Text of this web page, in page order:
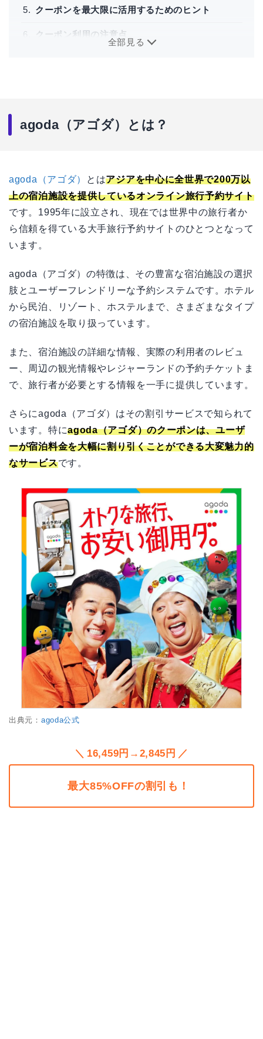
クーポンを最大限に活用するためのヒント
クーポン利用の注意点
全部見る
agoda（アゴダ）とは？
agoda（アゴダ） とはアジアを中心に全世界で200万以
上の宿泊施設を提供しているオンライン旅行予約サイト
です。1995年に設立され、現在では世界中の旅行者か
ら信頼を得ている大手旅行予約サイトのひとつとなって
います。
agoda（アゴダ）の特徴は、その豊富な宿泊施設の選択
肢とユーザーフレンドリーな予約システムです。ホテル
から民泊、リゾート、ホステルまで、さまざまなタイプ
の宿泊施設を取り扱っています。
また、宿泊施設の詳細な情報、実際の利用者のレビュ
ー、周辺の観光情報やレジャーランドの予約チケットま
で、旅行者が必要とする情報を一手に提供しています。
さらにagoda（アゴダ）はその割引サービスで知られて
います。特にagoda（アゴダ）のクーポンは、ユーザ
ーが宿泊料金を大幅に割り引くことができる大変魅力的
なサービスです。
出典元： agoda公式
16,459円→2,845円
最大85%OFFの割引も！